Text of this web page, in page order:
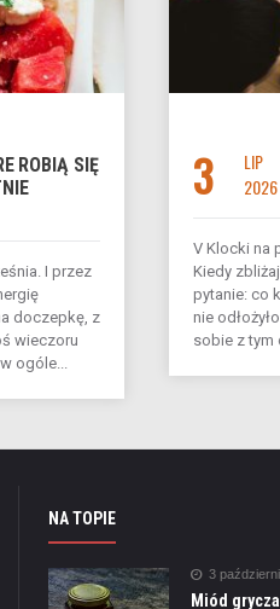
ROBIĄ SIĘ
I przez
doczepkę, z
wieczoru
ogóle...
3
LIP
2026
V Klocki na
Kiedy
pytanie: co
nie
sobie z tym
NA TOPIE
3
Miód